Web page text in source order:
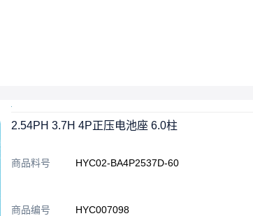
2.54PH 3.7H 4P正压电池座 6.0柱
商品料号 HYC02-BA4P2537D-60
商品编号 HYC007098